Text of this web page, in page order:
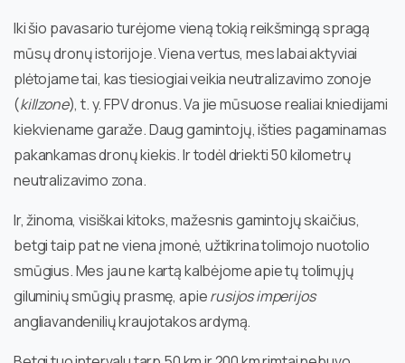
Iki šio pavasario turėjome vieną tokią reikšmingą spragą
mūsų dronų istorijoje. Viena vertus, mes labai aktyviai
plėtojame tai, kas tiesiogiai veikia neutralizavimo zonoje
(killzone), t. y. FPV dronus. Va jie mūsuose realiai kniedijami
kiekviename garaže. Daug gamintojų, išties pagaminamas
pakankamas dronų kiekis. Ir todėl driekti 50 kilometrų
neutralizavimo zona.
Ir, žinoma, visiškai kitoks, mažesnis gamintojų skaičius,
betgi taip pat ne viena įmonė, užtikrina tolimojo nuotolio
smūgius. Mes jau ne kartą kalbėjome apie tų tolimųjų
giluminių smūgių prasmę, apierusijosimperijos
angliavandenilių kraujotakos ardymą.